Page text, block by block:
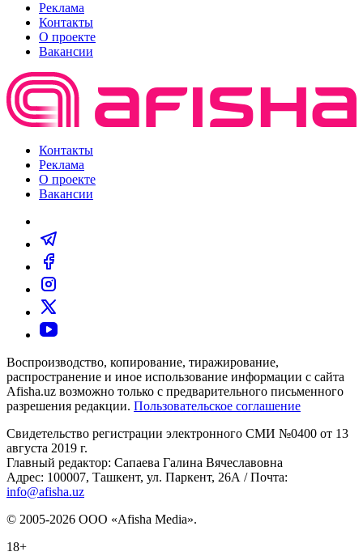
Реклама
Контакты
О проекте
Вакансии
Контакты
Реклама
О проекте
Вакансии
Воспроизводство, копирование, тиражирование,
распространение и иное использование информации с сайта
Afisha.uz возможно только с предварительного письменного
разрешения редакции. Пользовательское соглашение
Свидетельство регистрации электронного СМИ №0400 от 13
августа 2019 г.
Главный редактор: Сапаева Галина Вячеславовна
Адрес: 100007, Ташкент, ул. Паркент, 26А / Почта:
info@afisha.uz
© 2005-2026 ООО «Afisha Media».
18+